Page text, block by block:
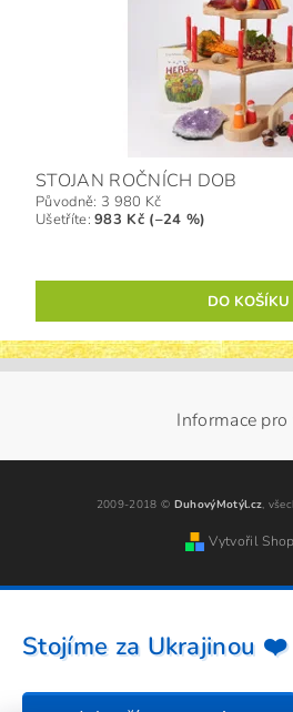
STOJAN ROČNÍCH DOB
Původně: 3 980 Kč
Ušetříte:983 Kč (–24 %)
Informace pro
2009-2018 © DuhovýMotýl.cz,
Vytvořil
Stojíme za Ukrajinou ❤️